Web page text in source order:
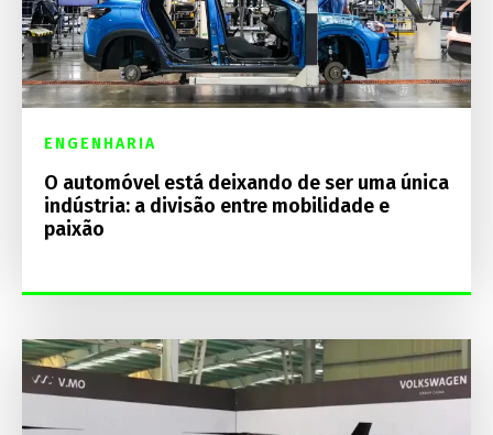
ENGENHARIA
O automóvel está deixando de ser uma única
indústria: a divisão entre mobilidade e
paixão